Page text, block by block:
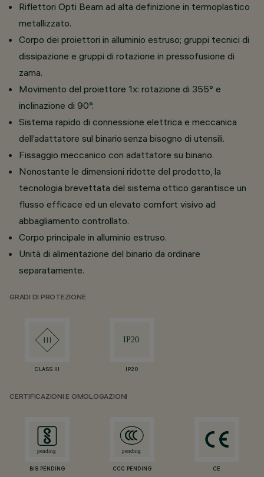
Riflettori Opti Beam ad alta definizione in termoplastico
metallizzato.
Corpo dei proiettori in alluminio estruso; gruppi tecnici di
dissipazione e gruppi di rotazione in pressofusione di
zama.
Movimento del proiettore 1x: rotazione di 355° e
inclinazione di 90°.
Sistema rapido di connessione elettrica e meccanica
dell’adattatore sul binario senza bisogno di utensili.
Fissaggio meccanico con adattatore su binario.
Nonostante le dimensioni ridotte del prodotto, la
tecnologia brevettata del sistema ottico garantisce un
flusso efficace ed un elevato comfort visivo ad
abbagliamento controllato.
Corpo principale in alluminio estruso.
Unità di alimentazione del binario da ordinare
separatamente.
GRADI DI PROTEZIONE
CLASS III IP20
CERTIFICAZIONI E OMOLOGAZIONI
BIS PENDING CCC PENDING CE